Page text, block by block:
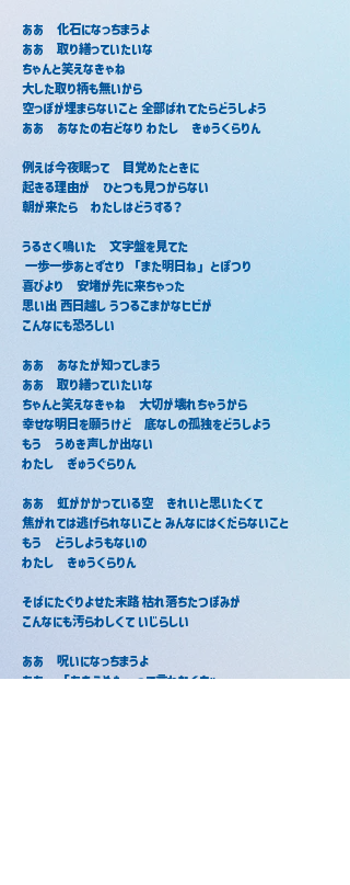
ああ　化石になっちまうよ
ああ　取り繕っていたいな
ちゃんと笑えなきゃね
大した取り柄も無いから
空っぽが埋まらないこと 全部ばれてたらどうしよう
ああ　あなたの右どなり わたし　きゅうくらりん
例えば今夜眠って　目覚めたときに
起きる理由が　ひとつも見つからない
朝が来たら　わたしはどうする？
うるさく鳴いた　文字盤を見てた
一歩一歩あとずさり 「また明日ね」とぽつり
喜びより　安堵が先に来ちゃった
思い出 西日越し うつるこまかなヒビが
こんなにも恐ろしい
ああ　あなたが知ってしまう
ああ　取り繕っていたいな
ちゃんと笑えなきゃね　大切が壊れちゃうから
幸せな明日を願うけど　底なしの孤独をどうしよう
もう　うめき声しか出ない
わたし　ぎゅうぐらりん
ああ　虹がかかっている空　きれいと思いたくて
焦がれては逃げられないこと みんなにはくだらないこと
もう　どうしようもないの
わたし　きゅうくらりん
そばにたぐりよせた末路 枯れ落ちたつぼみが
こんなにも汚らわしくて いじらしい
ああ　呪いになっちまうよ
ああ　「あきらめた」って言わなくちゃ